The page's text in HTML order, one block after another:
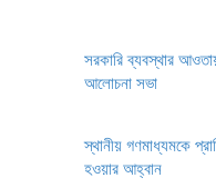
সরকারি ব্যবস্থার
আলোচনা সভা
স্থানীয় গণমাধ্যমকে
হওয়ার আহ্বান